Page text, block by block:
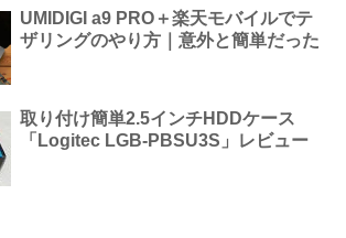
UMIDIGI a9 PRO＋楽天モバイルでテ
ザリングのやり方｜意外と簡単だった
取り付け簡単2.5インチHDDケース
「Logitec LGB-PBSU3S」レビュー